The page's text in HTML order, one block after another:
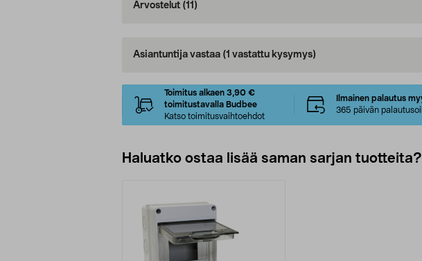
Arvostelut (11)
Asiantuntija vastaa (1 vastattu kysymys)
Toimitus alkaen 3,90 €
toimitustavalla Budbee
Katso toimitusvaihtoehdot
Ilmainen palautus
365 päivän
Haluatko ostaa lisää saman sarjan tuotteita?